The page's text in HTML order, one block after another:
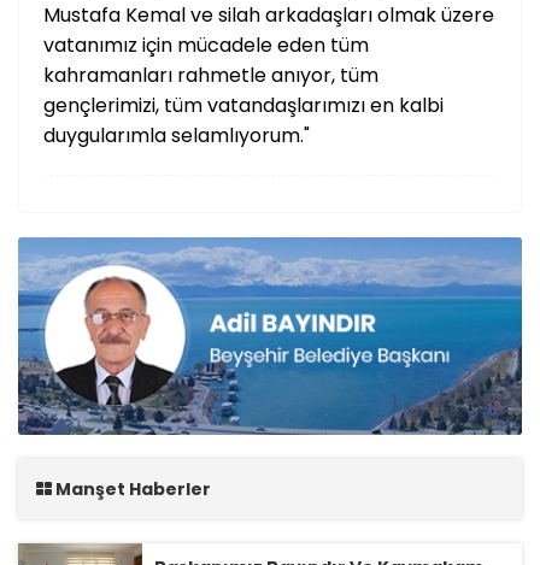
Mustafa Kemal ve silah arkadaşları olmak üzere
vatanımız için mücadele eden tüm
kahramanları rahmetle anıyor, tüm
gençlerimizi, tüm vatandaşlarımızı en kalbi
duygularımla selamlıyorum."
Manşet Haberler